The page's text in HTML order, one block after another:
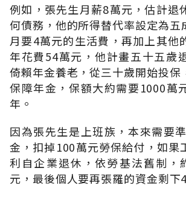
例如，張先生月薪8萬元，估計退
何債務，他的所得替代率設定為五
月要4萬元的生活費，再加上其他
年花費54萬元，他計畫五十五歲
倚賴年金養老，從三十歲開始投保
保障年金，保額大約需要1000萬
年。
因為張先生是上班族，本來需要
金，扣掉100萬元勞保給付，如果
利自企業退休，依勞基法舊制，
元，最後個人要再張羅的資金剩下